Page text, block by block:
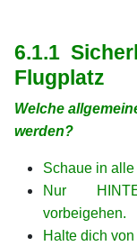
6.1.1
Flugplatz
Welche
werden?
Schaue in
Nur
vorbeigehen.
Halte dich